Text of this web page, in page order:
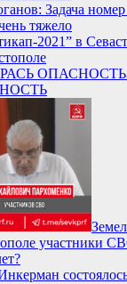
Задача
тяжело
участники